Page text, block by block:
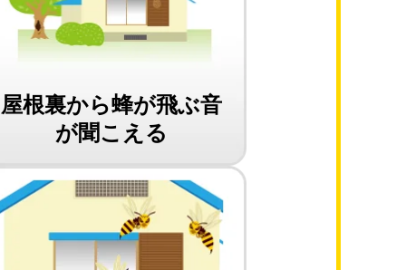
屋根裏から蜂が飛ぶ音
が聞こえる